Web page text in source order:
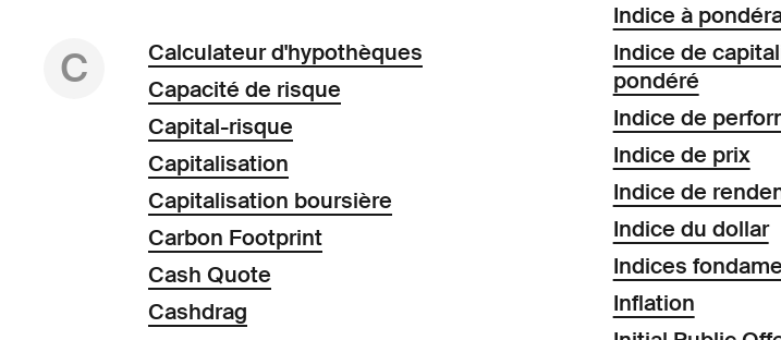
C
Calculateur d'hypothèques
Capacité de risque
Capital-risque
Capitalisation
Capitalisation boursière
Carbon Footprint
Cash Quote
Cashdrag
Indice à
Indice de
pondéré
Indice de
Indice de prix
Indice de
Indice du dollar
Indices
Inflation